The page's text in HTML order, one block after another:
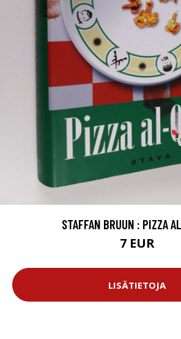
STAFFAN BRUUN : PIZZA
7 EUR
LISÄTIETOJA